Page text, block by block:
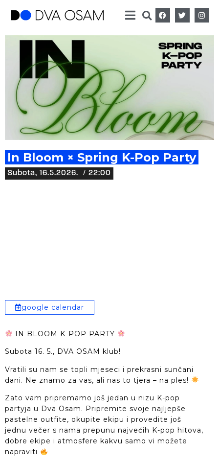
In Bloom × Spring K-Pop Party
Subota, 16.5.2026. / 22:00
google calendar
IN BLOOM K-POP PARTY
Subota 16. 5., DVA OSAM klub!
Vratili su nam se topli mjeseci i prekrasni sunčani
dani. Ne znamo za vas, ali nas to tjera – na ples!
Zato vam pripremamo još jedan u nizu K-pop
partyja u Dva Osam. Pripremite svoje najljepše
pastelne outfite, okupite ekipu i provedite još
jednu večer s nama prepunu najvećih K-pop hitova,
dobre ekipe i atmosfere kakvu samo vi možete
napraviti